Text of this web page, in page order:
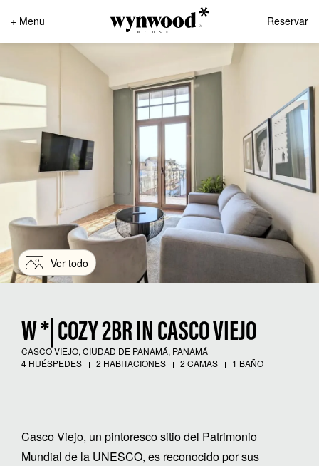
+ Menu Reservar
Ver todo
W *| COZY 2BR IN CASCO VIEJO
CASCO VIEJO, CIUDAD DE PANAMÁ, PANAMÁ
4 HUÉSPEDES
2 HABITACIONES 2 CAMAS 1 BAÑO
Casco Viejo, un pintoresco sitio del Patrimonio
Mundial de la UNESCO, es reconocido por sus